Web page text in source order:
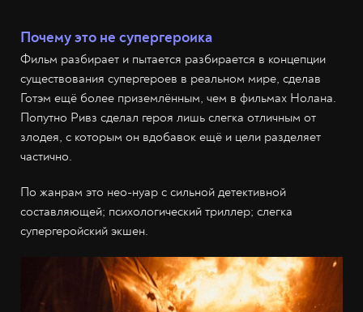
Почему это не супергероика
Фильм разбирает и пытается разбирается в концепции
существования супергероев в реальном мире, сделав
Готэм ещё более приземлённым, чем в фильмах Нолана.
Попутно Ривз сделал героя лишь слегка отличным от
злодея, с которым он вдобавок ещё и цели разделяет
частично.
По жанрам это нео-нуар с сильной детективной
составляющей; психологический триллер; слегка
супергеройский экшен.